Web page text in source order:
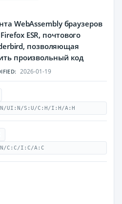
WebAssembly браузеров
ESR, почтового
позволяющая
произвольный код
2026-01-19
UI:N/S:U/C:H/I:H/A:H
C:C/I:C/A:C